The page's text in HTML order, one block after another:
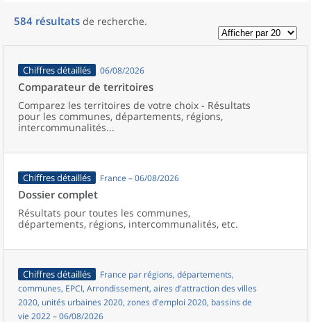
584 résultats de recherche.
Chiffres détaillés 06/08/2026
Comparateur de territoires
Comparez les territoires de votre choix - Résultats
pour les communes, départements, régions,
intercommunalités...
Chiffres détaillés France – 06/08/2026
Dossier complet
Résultats pour toutes les communes,
départements, régions, intercommunalités, etc.
Chiffres détaillés
France par régions, départements,
communes, EPCI, Arrondissement, aires d'attraction des villes
2020, unités urbaines 2020, zones d'emploi 2020, bassins de
vie 2022 – 06/08/2026